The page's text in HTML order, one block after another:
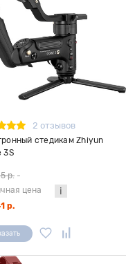
2 отзывов
стедикам Zhiyun
3S
р. -
цена
р.